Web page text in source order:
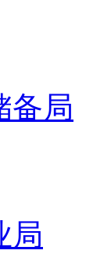
备局
局